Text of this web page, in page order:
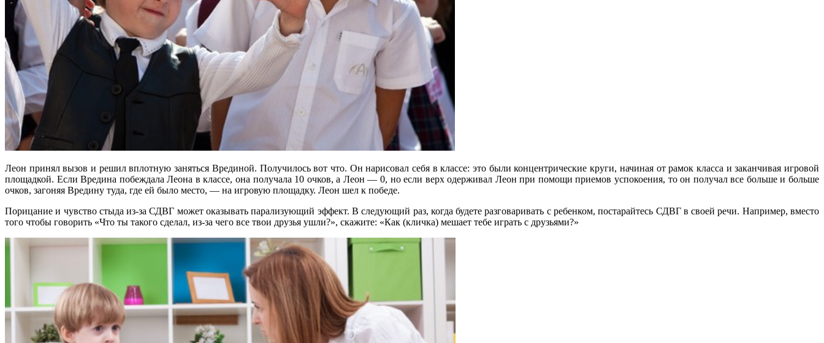
Леон принял вызов и решил вплотную заняться Врединой. Получилось вот что. Он нарисовал себя в классе: это были концентрические круги, начиная от рамок класса и заканчивая игровой
площадкой. Если Вредина побеждала Леона в классе, она получала 10 очков, а Леон — 0, но если верх одерживал Леон при помощи приемов успокоения, то он получал все больше и больше
очков, загоняя Вредину туда, где ей было место, — на игровую площадку. Леон шел к победе.
Порицание и чувство стыда из-за СДВГ может оказывать парализующий эффект. В следующий раз, когда будете разговаривать с ребенком, постарайтесь СДВГ в своей речи. Например, вместо
того чтобы говорить «Что ты такого сделал, из-за чего все твои друзья ушли?», скажите: «Как (кличка) мешает тебе играть с друзьями?»